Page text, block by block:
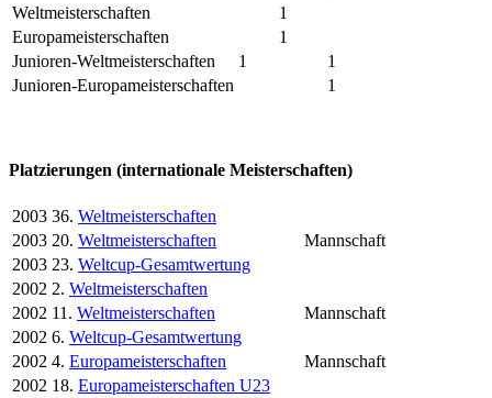
Weltmeisterschaften
1
Europameisterschaften
1
Junioren-Weltmeisterschaften
1
1
Junioren-Europameisterschaften
1
Platzierungen (internationale Meisterschaften)
2003 36. Weltmeisterschaften
2003 20. Weltmeisterschaften
Mannschaft
2003 23. Weltcup-Gesamtwertung
2002 2. Weltmeisterschaften
2002 11. Weltmeisterschaften
Mannschaft
2002 6. Weltcup-Gesamtwertung
2002 4. Europameisterschaften
Mannschaft
2002 18. Europameisterschaften U23